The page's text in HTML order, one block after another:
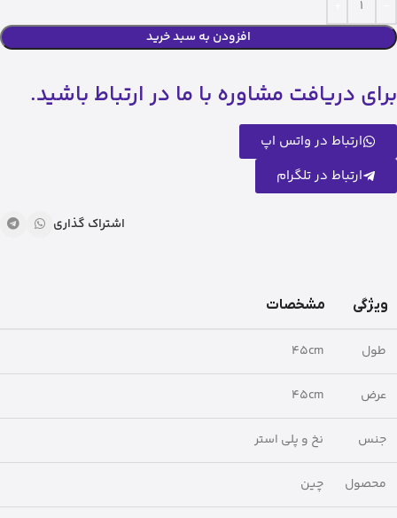
افزودن به سبد خرید
برای دریافت مشاوره با ما در ارتباط باشید.
ارتباط در واتس اپ
ارتباط در تلگرام
اشتراک گذاری
ویژگی مشخصات
طول 45cm
عرض 45cm
جنس نخ و پلی استر
محصول چین